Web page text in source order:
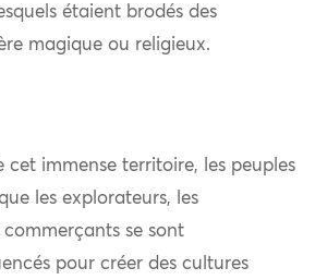
étaient brodés des
magique ou religieux.
cet immense territoire, les peuples
les explorateurs, les
commerçants se sont
pour créer des cultures